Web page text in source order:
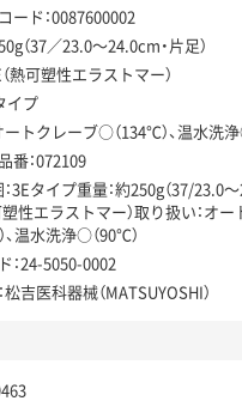
ード：0087600002
（37／23.0～24.0cm・片足）
熱可塑性エラストマー）
イプ
ートクレーブ○（134℃）、温水洗
番：072109
3Eタイプ重量：約250g（37/23.0～
塑性エラストマー）取り扱い：オ
温水洗浄○（90℃）
：24-5050-0002
松吉医科器械（MATSUYOSHI）